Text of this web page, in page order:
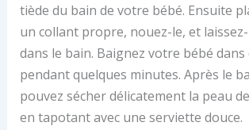
tiède du bain de votre bébé. Ensuite
un collant propre, nouez-le, et
dans le bain. Baignez votre bébé dans
pendant quelques minutes. Après le
pouvez sécher délicatement la peau
en tapotant avec une serviette douce.